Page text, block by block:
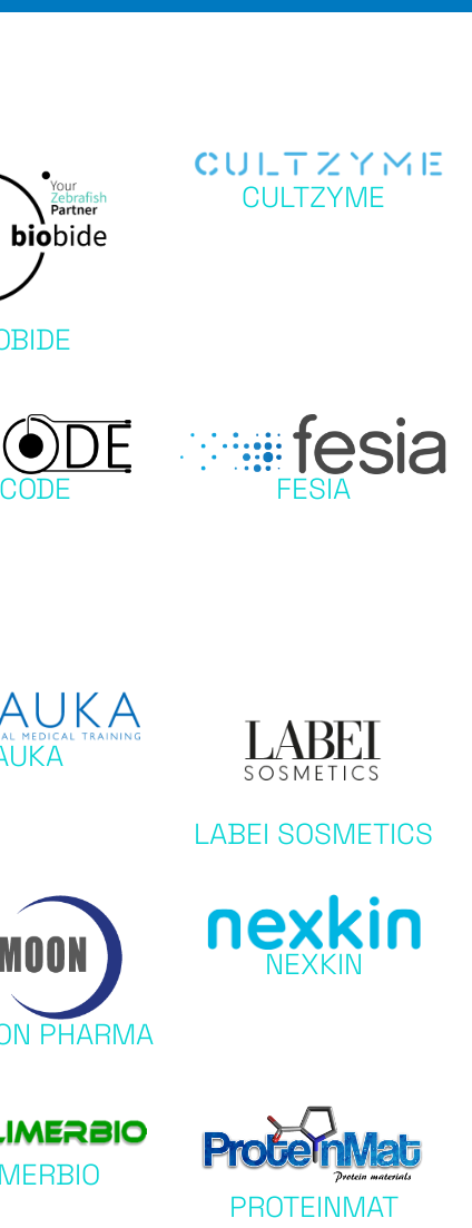
CULTZYME
FESIA
LABEI SOSMETICS
PHARMA
NEXKIN
PROTEINMAT